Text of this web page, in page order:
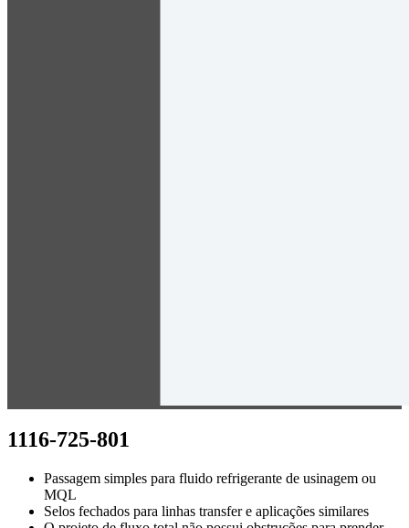
1116-725-801
Passagem simples para fluido refrigerante de usinagem ou
MQL
Selos fechados para linhas transfer e aplicações similares